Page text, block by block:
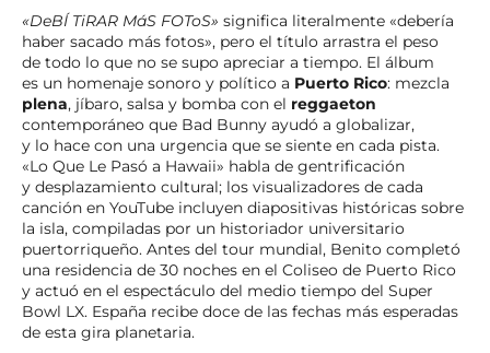
«DeBÍ TiRAR MáS FOToS» significa literalmente «debería
haber sacado más fotos», pero el título arrastra el peso
de todo lo que no se supo apreciar a tiempo. El álbum
es un homenaje sonoro y político a Puerto Rico: mezcla
plena, jíbaro, salsa y bomba con el reggaeton
contemporáneo que Bad Bunny ayudó a globalizar,
y lo hace con una urgencia que se siente en cada pista.
«Lo Que Le Pasó a Hawaii» habla de gentrificación
y desplazamiento cultural; los visualizadores de cada
canción en YouTube incluyen diapositivas históricas sobre
la isla, compiladas por un historiador universitario
puertorriqueño. Antes del tour mundial, Benito completó
una residencia de 30 noches en el Coliseo de Puerto Rico
y actuó en el espectáculo del medio tiempo del Super
Bowl LX. España recibe doce de las fechas más esperadas
de esta gira planetaria.